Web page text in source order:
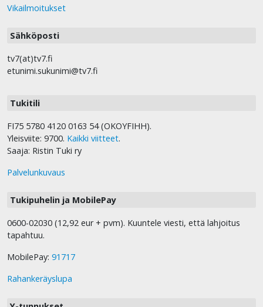
Vikailmoitukset
Sähköposti
tv7(at)tv7.fi
etunimi.sukunimi@tv7.fi
Tukitili
FI75 5780 4120 0163 54 (OKOYFIHH).
Yleisviite: 9700. Kaikki viitteet.
Saaja: Ristin Tuki ry
Palvelunkuvaus
Tukipuhelin ja MobilePay
0600-02030 (12,92 eur + pvm). Kuuntele viesti, että lahjoitus
tapahtuu.
MobilePay: 91717
Rahankeräyslupa